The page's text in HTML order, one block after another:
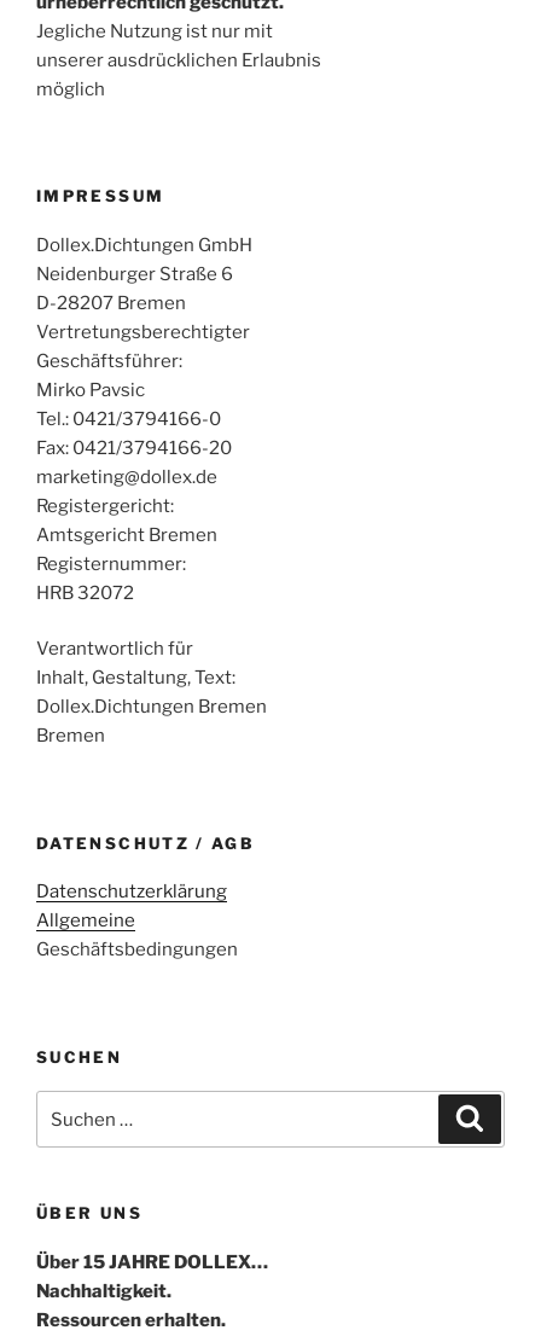
Jegliche Nutzung ist nur mit
unserer ausdrücklichen Erlaubnis
möglich
IMPRESSUM
Dollex.Dichtungen GmbH
Neidenburger Straße 6
D-28207 Bremen
Vertretungsberechtigter
Geschäftsführer:
Mirko Pavsic
Tel.: 0421/3794166-0
Fax: 0421/3794166-20
marketing@dollex.de
Registergericht:
Amtsgericht Bremen
Registernummer:
HRB 32072
Verantwortlich für
Inhalt, Gestaltung, Text:
Dollex.Dichtungen Bremen
Bremen
DATENSCHUTZ / AGB
Datenschutzerklärung
Allgemeine
Geschäftsbedingungen
SUCHEN
nach:
ÜBER UNS
Über 15 JAHRE DOLLEX…
Nachhaltigkeit.
Ressourcen erhalten.